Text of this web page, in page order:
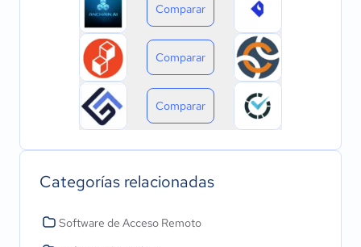
Comparar
Comparar
Comparar
Categorías relacionadas
Software de Acceso Remoto